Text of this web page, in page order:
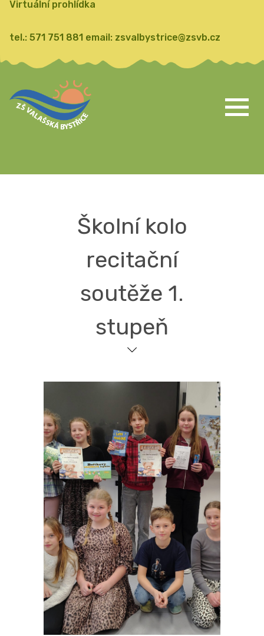
Virtuální prohlídka
tel.: 571 751 881 email: zsvalbystrice@zsvb.cz
Školní kolo
recitační
soutěže 1.
stupeň